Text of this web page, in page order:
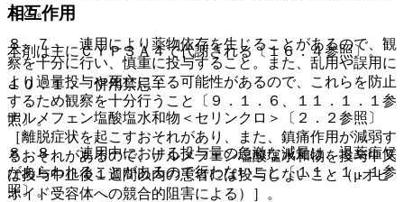
相互作用
本剤は主にＣＹＰ３Ａ４で代謝される〔１６．４参照〕。
１０．１． 併用禁忌：
ナルメフェン塩酸塩水和物＜セリンクロ＞〔２．２参照〕
［離脱症状を起こすおそれがあり、また、鎮痛作用が減弱す
るおそれがあるので、ナルメフェン塩酸塩水和物を投与中又
は投与中止後１週間以内の患者には投与しないこと（μオピ
オイド受容体への競合的阻害による）］。
こと。
８．７． 連用により薬物依存を生じることがあるので、観
察を十分に行い、慎重に投与すること。また、乱用や誤用に
より過量投与や死亡に至る可能性があるので、これらを防止
するため観察を十分行うこと〔９．１．６、１１．１．１参
照〕。
８．８． 連用中における投与量の急激な減量は、退薬症候
があらわれることがあるので行わないこと〔１１．１．１参
照〕。